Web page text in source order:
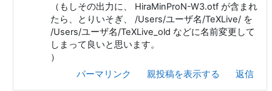
（もしその出力に、 HiraMinProN-W3.otf が含まれ
たら、とりいそぎ、 /Users/ユーザ名/TeXLive/ を
/Users/ユーザ名/TeXLive_old などに名前変更して
しまって良いと思います。
）
パーマリンク
親投稿を表示する 返信